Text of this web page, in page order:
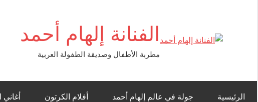
الفنانة إلهام أحمد
مطربة الأطفال وصديقة الطفولة العربية
الرئيسية جولة في عالم إلهام أحمد أفلام الكرتون أغاني